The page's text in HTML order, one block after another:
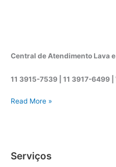
Central de Atendimento Lava
11 3915-7539 | 11 3917-6499 |
A
t
Read More »
Serviços